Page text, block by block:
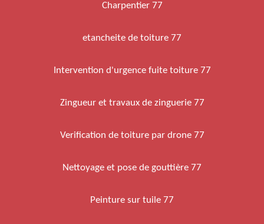
Charpentier 77
etancheite de toiture 77
Intervention d'urgence fuite toiture 77
Zingueur et travaux de zinguerie 77
Verification de toiture par drone 77
Nettoyage et pose de gouttière 77
Peinture sur tuile 77